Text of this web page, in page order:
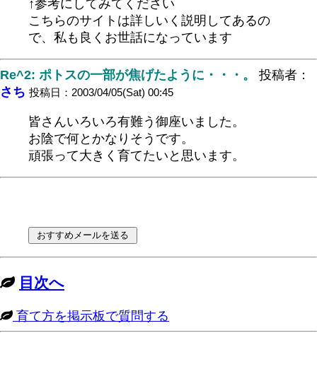
↑参考にしてみてください
こちらのサイトは詳しいく説明してあるの
で、私も良くお世話になっています
Re^2: ポトスの一部が焦げたように・・・。
投稿者：
さち 投稿日：2003/04/05(Sat) 00:45
皆さんいろいろ有難う御座いました。
お陰で何とかなりそうです。
頑張って大きく育てたいと思います。
目次へ
育て方を掲示板で質問する